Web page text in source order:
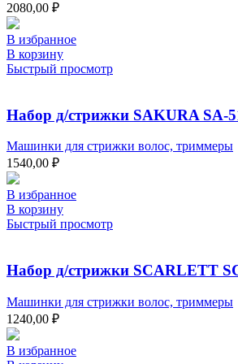
2080,00 ₽
В избранное
В корзину
Быстрый просмотр
Набор д/стрижки SAKURA SA-
Машинки для стрижки волос, триммеры
1540,00 ₽
В избранное
В корзину
Быстрый просмотр
Набор д/стрижки SCARLETT
Машинки для стрижки волос, триммеры
1240,00 ₽
В избранное